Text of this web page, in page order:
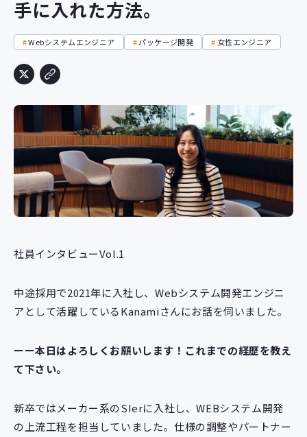
Entry
手に入れた方法。
Webシステムエンジニア パッケージ開発 女性エンジニア
社員インタビューVol.1
中途採用で2021年に入社し、Webシステム開発エンジニ
アとして活躍しているKanamiさんにお話を伺いました。
ーー本日はよろしくお願いします！これまでの経歴を教え
て下さい。
新卒ではメーカー系のSIerに入社し、WEBシステム開発
の上流工程を担当していました。仕様の調整やパートナー